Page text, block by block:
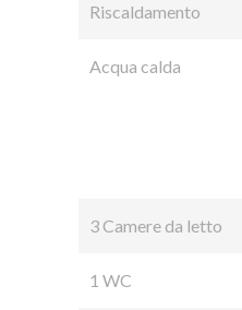
Riscaldamento
Acqua calda
3 Camere da letto
1 WC